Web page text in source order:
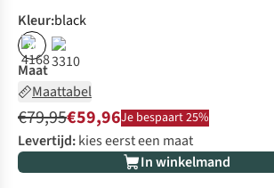
Kleur:black
%
Maat
Maattabel
€79,95€59,96Je bespaart 25%
Levertijd:kies eerst een maat
In winkelmand